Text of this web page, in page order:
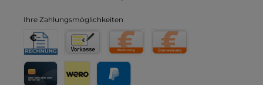
Ihre Zahlungsmöglichkeiten